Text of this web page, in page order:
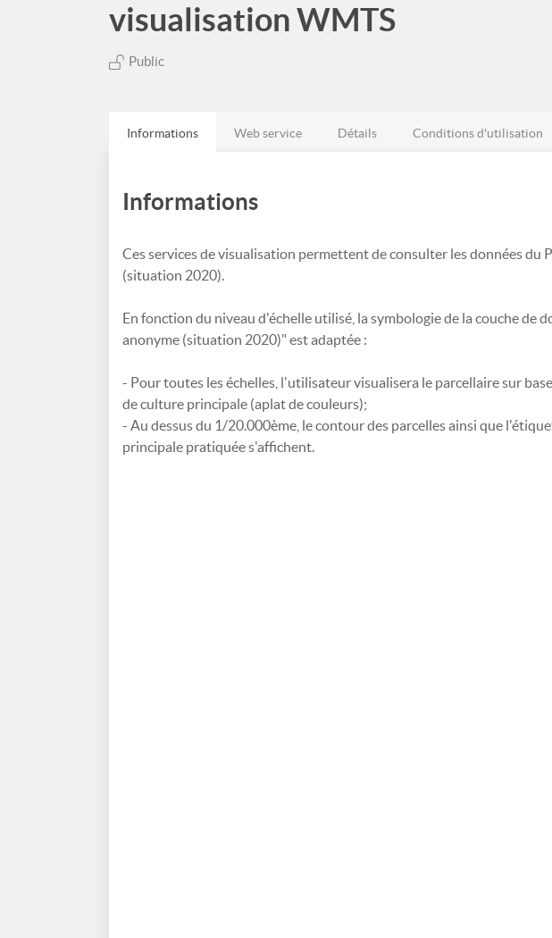
visualisation WMTS
Public
Informations Web service Détails Conditions d'utilisation
Informations
Ces services de visualisation permettent de consulter les données du
(situation 2020).
En fonction du niveau d'échelle utilisé, la symbologie de la couche de
anonyme (situation 2020)" est adaptée :
- Pour toutes les échelles, l'utilisateur visualisera le parcellaire sur
de culture principale (aplat de couleurs);
- Au dessus du 1/20.000ème, le contour des parcelles ainsi que
principale pratiquée s'affichent.